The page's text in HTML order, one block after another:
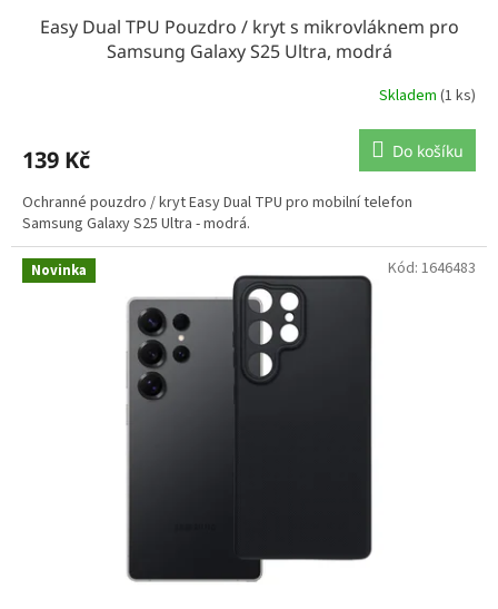
Easy Dual TPU Pouzdro / kryt s mikrovláknem pro
Samsung Galaxy S25 Ultra, modrá
Skladem (1 ks)
139 Kč Do košíku
Ochranné pouzdro / kryt Easy Dual TPU pro mobilní telefon
Samsung Galaxy S25 Ultra - modrá.
Novinka Kód: 1646483